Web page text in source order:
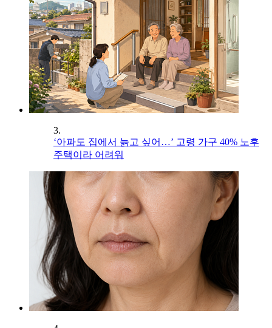
3.
‘아파도 집에서 늙고 싶어…’ 고령 가구 40% 노후
주택이라 어려워